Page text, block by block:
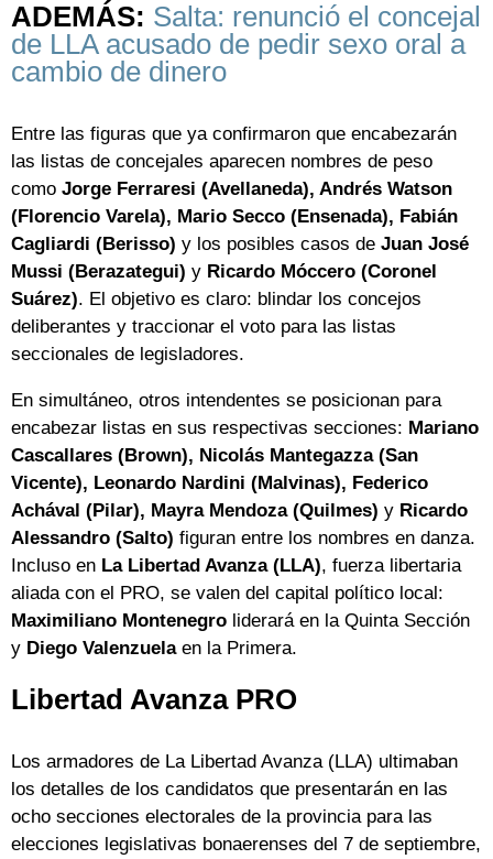
ADEMÁS: Salta: renunció el concejal
de LLA acusado de pedir sexo oral a
cambio de dinero
Entre las figuras que ya confirmaron que encabezarán
las listas de concejales aparecen nombres de peso
como Jorge Ferraresi (Avellaneda), Andrés Watson
(Florencio Varela), Mario Secco (Ensenada), Fabián
Cagliardi (Berisso) y los posibles casos de Juan José
Mussi (Berazategui) y Ricardo Móccero (Coronel
Suárez). El objetivo es claro: blindar los concejos
deliberantes y traccionar el voto para las listas
seccionales de legisladores.
En simultáneo, otros intendentes se posicionan para
encabezar listas en sus respectivas secciones: Mariano
Cascallares (Brown), Nicolás Mantegazza (San
Vicente), Leonardo Nardini (Malvinas), Federico
Achával (Pilar), Mayra Mendoza (Quilmes) y Ricardo
Alessandro (Salto) figuran entre los nombres en danza.
Incluso en La Libertad Avanza (LLA), fuerza libertaria
aliada con el PRO, se valen del capital político local:
Maximiliano Montenegro liderará en la Quinta Sección
y Diego Valenzuelaen la Primera.
Libertad Avanza PRO
Los armadores de La Libertad Avanza (LLA) ultimaban
los detalles de los candidatos que presentarán en las
ocho secciones electorales de la provincia para las
elecciones legislativas bonaerenses del 7 de septiembre,